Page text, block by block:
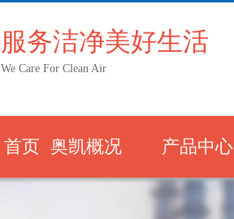
服务洁净美好生活
We Care For Clean Air
首页 奥凯概况 产品中心